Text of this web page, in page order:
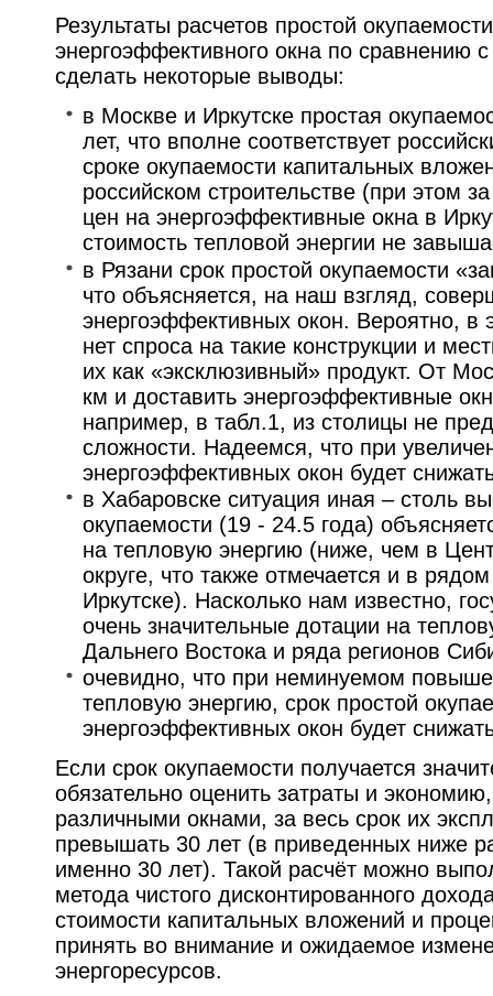
Результаты расчетов простой
энергоэффективного окна по сравнению
сделать некоторые выводы:
в Москве и Иркутске простая
лет, что вполне соответствует
сроке окупаемости капитальных
российском строительстве (при этом
цен на энергоэффективные окна в
стоимость тепловой энергии не
в Рязани срок простой окупаемости
что объясняется, на наш взгляд,
энергоэффективных окон. Вероятно, в
нет спроса на такие конструкции и
их как «эксклюзивный» продукт. От
км и доставить энергоэффективные
например, в табл.1, из столицы не
сложности. Надеемся, что при
энергоэффективных окон будет
в Хабаровске ситуация иная – столь
окупаемости (19 - 24.5 года)
на тепловую энергию (ниже, чем в
округе, что также отмечается и в
Иркутске). Насколько нам известно,
очень значительные дотации на
Дальнего Востока и ряда регионов
очевидно, что при неминуемом
тепловую энергию, срок простой
энергоэффективных окон будет
Если срок окупаемости получается
обязательно оценить затраты и
различными окнами, за весь срок их
превышать 30 лет (в приведенных ниже
именно 30 лет). Такой расчёт можно
метода чистого дисконтированного
стоимости капитальных вложений и
принять во внимание и ожидаемое
энергоресурсов.